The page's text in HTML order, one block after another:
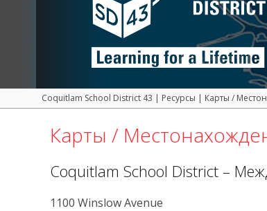
Coquitlam School District 43 | Ресурсы | Карты /
Карты /
Coquitlam School District –
1100 Winslow Avenue